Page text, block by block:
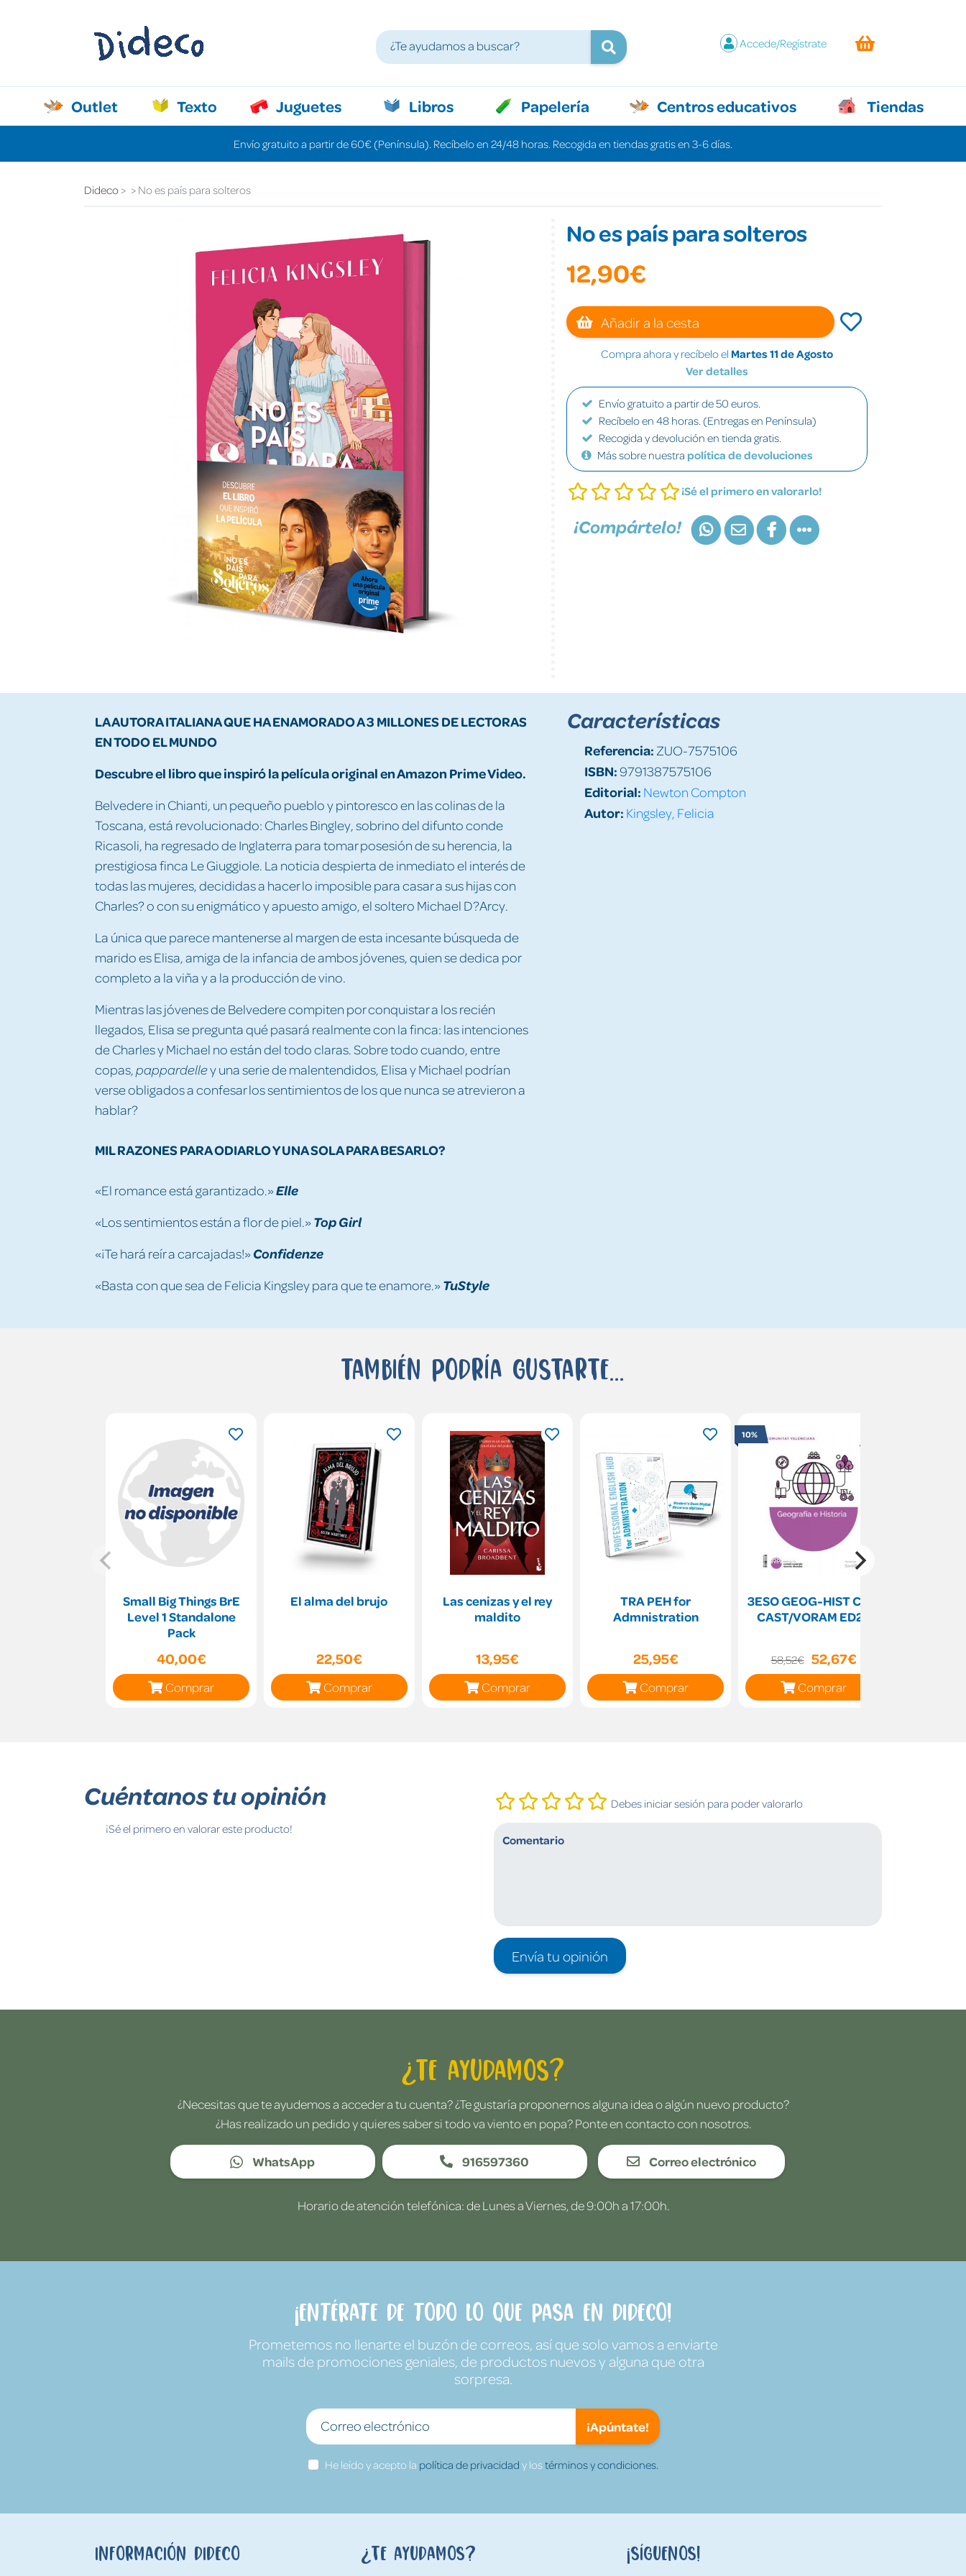
Accede/Regístrate
Outlet Texto Juguetes Libros Papelería Centros educativos Tiendas
Envío gratuito a partir de 60€ (Península). Recíbelo en 24/48 horas. Recogida en tiendas gratis en 3-6 días.
Dideco No es país para solteros
No es país para solteros
12,90€
Añadir a la cesta
Compra ahora y recíbelo el Martes 11 de Agosto
Ver detalles
Envío gratuito a partir de 50 euros.
Recíbelo en 48 horas. (Entregas en Península)
Recogida y devolución en tienda gratis.
Más sobre nuestra política de devoluciones
¡Sé el primero en valorarlo!
¡Compártelo!
LA AUTORA ITALIANA QUE HA ENAMORADO A 3 MILLONES DE LECTORAS
EN TODO EL MUNDO
Descubre el libro que inspiró la película original en Amazon Prime Video.
Belvedere in Chianti, un pequeño pueblo y pintoresco en las colinas de la
Toscana, está revolucionado: Charles Bingley, sobrino del difunto conde
Ricasoli, ha regresado de Inglaterra para tomar posesión de su herencia, la
prestigiosa finca Le Giuggiole. La noticia despierta de inmediato el interés de
todas las mujeres, decididas a hacer lo imposible para casar a sus hijas con
Charles? o con su enigmático y apuesto amigo, el soltero Michael D?Arcy.
La única que parece mantenerse al margen de esta incesante búsqueda de
marido es Elisa, amiga de la infancia de ambos jóvenes, quien se dedica por
completo a la viña y a la producción de vino.
Mientras las jóvenes de Belvedere compiten por conquistar a los recién
llegados, Elisa se pregunta qué pasará realmente con la finca: las intenciones
de Charles y Michael no están del todo claras. Sobre todo cuando, entre
copas,pappardelley una serie de malentendidos, Elisa y Michael podrían
verse obligados a confesar los sentimientos de los que nunca se atrevieron a
hablar?
MIL RAZONES PARA ODIARLO Y UNA SOLA PARA BESARLO?
«El romance está garantizado.»Elle
«Los sentimientos están a flor de piel.»Top Girl
«¡Te hará reír a carcajadas!»Confidenze
«Basta con que sea de Felicia Kingsley para que te enamore.»TuStyle
Características
Referencia: ZUO-7575106
ISBN:9791387575106
Editorial: Newton Compton
Autor: Kingsley, Felicia
También podría gustarte...
Small Big Things BrE
Level 1 Standalone
Pack
40,00€
Comprar
El alma del brujo
22,50€
Comprar
Las cenizas y el rey
maldito
13,95€
Comprar
TRA PEH for
Admnistration
25,95€
Comprar
10%
3ESO GEOG-HIST CNM
CAST/VORAM ED26
58,52€ 52,67€
Comprar
Cuéntanos tu opinión
¡Sé el primero en valorar este producto!
Debes iniciar sesión para poder valorarlo
Envía tu opinión
¿Te ayudamos?
¿Necesitas que te ayudemos a acceder a tu cuenta? ¿Te gustaría proponernos alguna idea o algún nuevo producto?
¿Has realizado un pedido y quieres saber si todo va viento en popa? Ponte en contacto con nosotros.
WhatsApp 916597360 Correo electrónico
Horario de atención telefónica: de Lunes a Viernes, de 9:00h a 17:00h.
¡Entérate de todo lo que pasa en Dideco!
Prometemos no llenarte el buzón de correos, así que solo vamos a enviarte
mails de promociones geniales, de productos nuevos y alguna que otra
sorpresa.
¡Apúntate!
He leído y acepto la política de privacidad y lostérminos y condiciones.
Información Dideco ¿Te ayudamos? ¡Síguenos!